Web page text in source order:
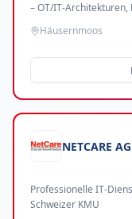
– OT/IT-
Häusernmoos
NETCARE AG
Professionelle IT-
Schweizer KMU